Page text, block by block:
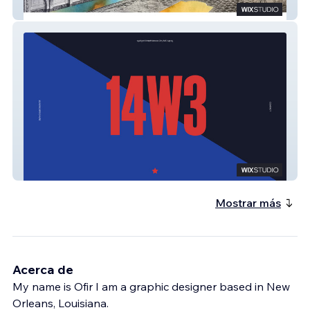
NURHAN GOKTURK
Mostrar más
Acerca de
My name is Ofir I am a graphic designer based in New
Orleans, Louisiana.